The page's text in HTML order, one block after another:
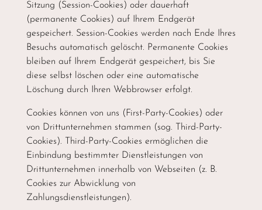
Sitzung (Session-Cookies) oder dauerhaft
(permanente Cookies) auf Ihrem Endgerät
gespeichert. Session-Cookies werden nach Ende Ihres
Besuchs automatisch gelöscht. Permanente Cookies
bleiben auf Ihrem Endgerät gespeichert, bis Sie
diese selbst löschen oder eine automatische
Löschung durch Ihren Webbrowser erfolgt.
Cookies können von uns (First-Party-Cookies) oder
von Drittunternehmen stammen (sog. Third-Party-
Cookies). Third-Party-Cookies ermöglichen die
Einbindung bestimmter Dienstleistungen von
Drittunternehmen innerhalb von Webseiten (z. B.
Cookies zur Abwicklung von
Zahlungsdienstleistungen).